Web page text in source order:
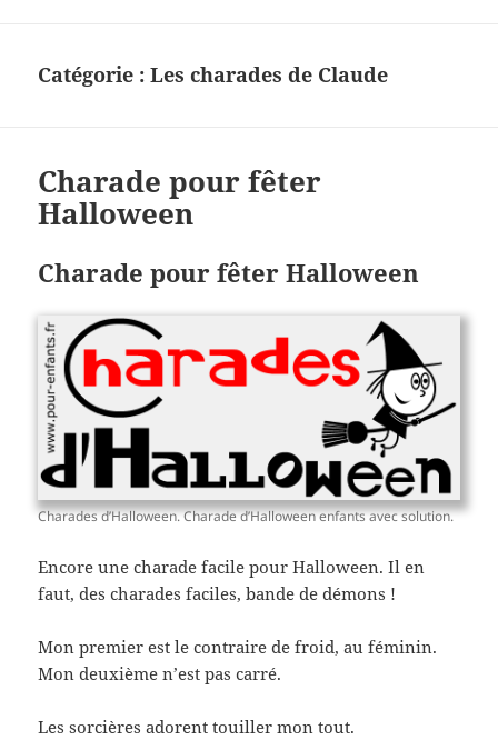
devinettes, pour enfants.
Catégorie :Les charades de Claude
Charade pour fêter
Halloween
Charade pour fêter Halloween
Charades d’Halloween. Charade d’Halloween enfants avec solution.
Encore une charade facile pour Halloween. Il en
faut, des charades faciles, bande de démons !
Mon premier est le contraire de froid, au féminin.
Mon deuxième n’est pas carré.
Les sorcières adorent touiller mon tout.